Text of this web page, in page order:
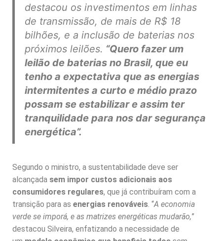
destacou os investimentos em linhas
de transmissão, de mais de R$ 18
bilhões, e a inclusão de baterias nos
próximos leilões. “Quero fazer um
leilão de baterias no Brasil, que eu
tenho a expectativa que as energias
intermitentes a curto e médio prazo
possam se estabilizar e assim ter
tranquilidade para nos dar segurança
energética”.
Segundo o ministro, a sustentabilidade deve ser
alcançada sem impor custos adicionais aos
consumidores regulares, que já contribuíram com a
transição para as energias renováveis. “A economia
verde se imporá, e as matrizes energéticas mudarão,”
destacou Silveira, enfatizando a necessidade de